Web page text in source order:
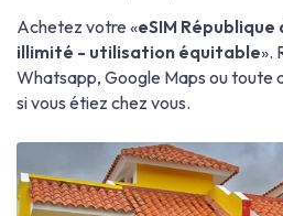
Achetez votre «eSIM
illimité - utilisation équitable».
Whatsapp, Google Maps ou toute
si vous étiez chez vous.